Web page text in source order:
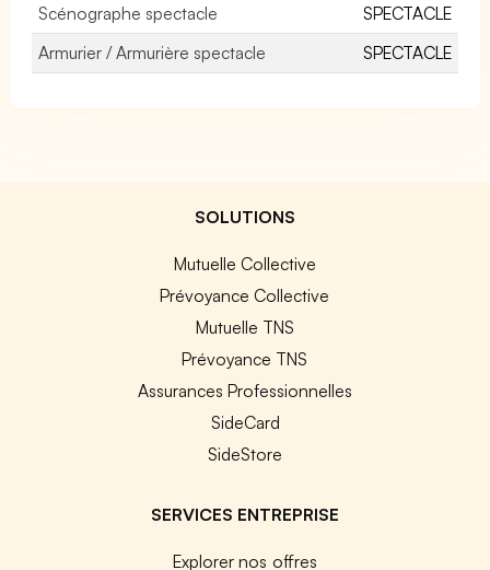
Scénographe spectacle
SPECTACLE
Armurier / Armurière spectacle
SPECTACLE
SOLUTIONS
Mutuelle Collective
Prévoyance Collective
Mutuelle TNS
Prévoyance TNS
Assurances Professionnelles
SideCard
SideStore
SERVICES ENTREPRISE
Explorer nos offres